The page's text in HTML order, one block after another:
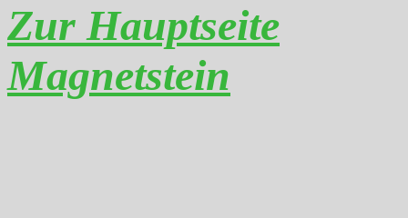
Zur Hauptseite
Magnetstein